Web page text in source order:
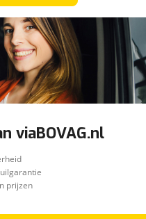
viaBOVAG.nl
prijzen